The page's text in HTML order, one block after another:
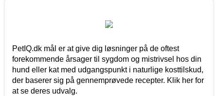
PetIQ.dk mål er at give dig løsninger på de oftest
forekommende årsager til sygdom og mistrivsel hos din
hund eller kat med udgangspunkt i naturlige kosttilskud,
der baserer sig på gennemprøvede recepter. Klik her for
at se deres udvalg.